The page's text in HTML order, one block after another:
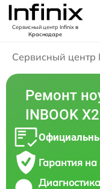
Сервисный центр Infinixв
Краснодаре
Сервисный центр
Ремонт
INBOOK
Гарантия на